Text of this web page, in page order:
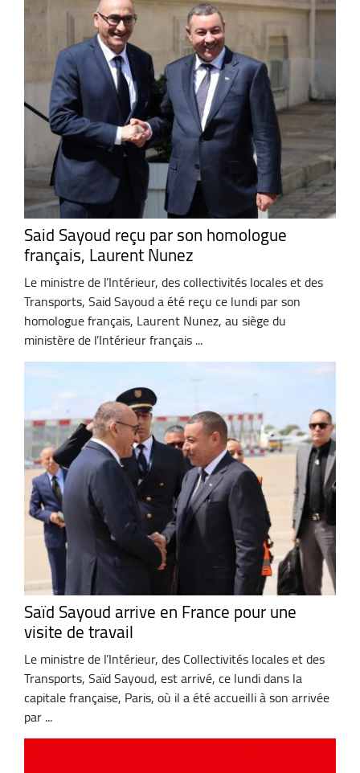
Said Sayoud reçu par son homologue
français, Laurent Nunez
Le ministre de l’Intérieur, des collectivités locales et des
Transports, Said Sayoud a été reçu ce lundi par son
homologue français, Laurent Nunez, au siège du
ministère de l’Intérieur français ...
Saïd Sayoud arrive en France pour une
visite de travail
Le ministre de l’Intérieur, des Collectivités locales et des
Transports, Saïd Sayoud, est arrivé, ce lundi dans la
capitale française, Paris, où il a été accueilli à son arrivée
par ...